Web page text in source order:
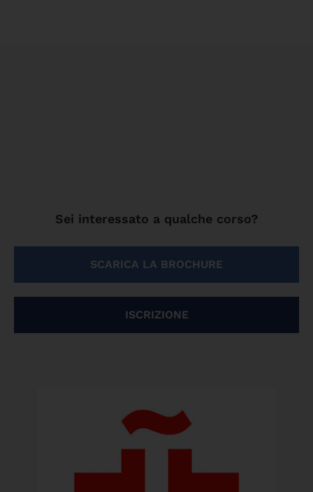
Sei interessato a qualche corso?
SCARICA LA BROCHURE
ISCRIZIONE